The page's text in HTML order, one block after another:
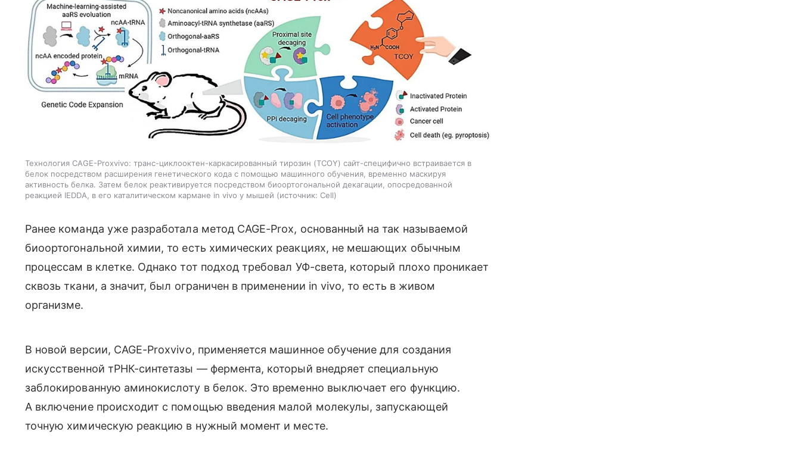
Технология CAGE-Proxvivo: транс-циклооктен-каркасированный тирозин (TCOY) сайт-специфично встраивается в
белок посредством расширения генетического кода с помощью машинного обучения, временно маскируя
активность белка. Затем белок реактивируется посредством биоортогональной декагации, опосредованной
реакцией IEDDA, ​​в его каталитическом кармане in vivo у мышей
источник: Cell
Ранее команда уже разработала метод CAGE-Prox, основанный на так называемой
биоортогональной химии, то есть химических реакциях, не мешающих обычным
процессам в клетке. Однако тот подход требовал УФ-света, который плохо проникает
сквозь ткани, а значит, был ограничен в применении in vivo, то есть в живом
организме.
В новой версии, CAGE-Proxvivo, применяется машинное обучение для создания
искусственной тРНК-синтетазы — фермента, который внедряет специальную
заблокированную аминокислоту в белок. Это временно выключает его функцию.
А включение происходит с помощью введения малой молекулы, запускающей
точную химическую реакцию в нужный момент и месте.